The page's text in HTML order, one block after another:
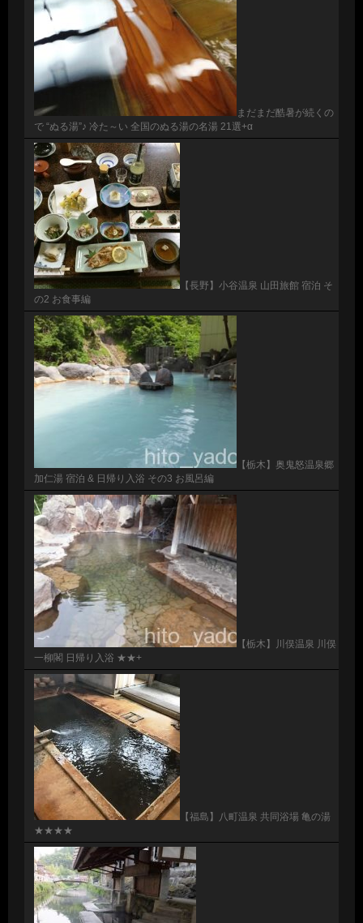
まだまだ酷暑が続くの
で “ぬる湯”♪ 冷た～い 全国のぬる湯の名湯 21選+α
【長野】小谷温泉 山田旅館 宿泊 そ
の2 お食事編
【栃木】奥鬼怒温泉郷
加仁湯 宿泊 & 日帰り入浴 その3 お風呂編
【栃木】川俣温泉 川俣
一柳閣 日帰り入浴 ★★+
【福島】八町温泉 共同浴場 亀の湯
★★★★